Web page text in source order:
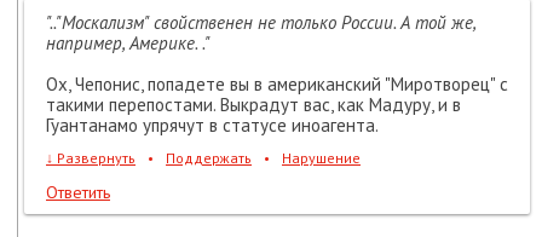
".."Москализм" свойственен не только России. А той же,
например, Америке. ."
Ох, Чепонис, попадете вы в американский "Миротворец" с
такими перепостами. Выкрадут вас, как Мадуру, и в
Гуантанамо упрячут в статусе иноагента.
↓ Развернуть • Поддержать • Нарушение
Ответить